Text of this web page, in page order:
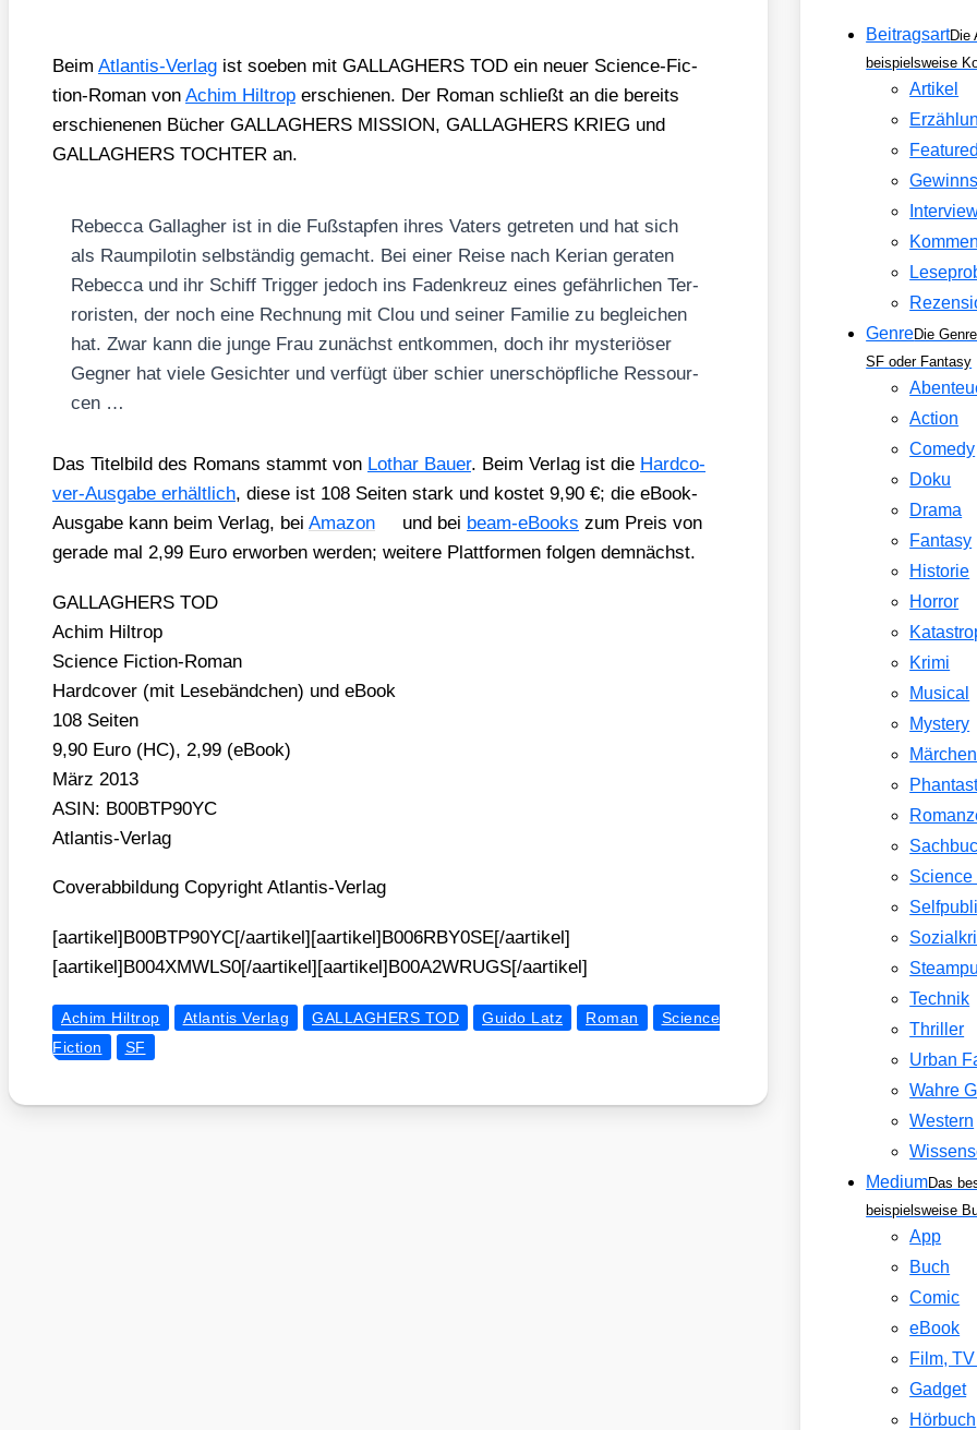
Beim Atlan­tis-Ver­lag ist soeben mit GALLAGHERS TOD ein neu­er Sci­ence-Fic­
tion-Roman von Achim Hil­trop erschie­nen. Der Roman schließt an die bereits
erschie­ne­nen Bücher GALLAGHERS MISSION, GALLAGHERS KRIEG und
GALLAGHERS TOCHTER an.
Rebec­ca Gal­lag­her ist in die Fuß­stap­fen ihres Vaters getre­ten und hat sich
als Raum­pi­lo­tin selb­stän­dig gemacht. Bei einer Rei­se nach Keri­an gera­ten
Rebec­ca und ihr Schiff Trig­ger jedoch ins Faden­kreuz eines gefähr­li­chen Ter­
ro­ris­ten, der noch eine Rech­nung mit Clou und sei­ner Fami­lie zu beglei­chen
hat. Zwar kann die jun­ge Frau zunächst ent­kom­men, doch ihr mys­te­riö­ser
Geg­ner hat vie­le Gesich­ter und ver­fügt über schier uner­schöpf­li­che Res­sour­
cen …
Das Titel­bild des Romans stammt von Lothar Bau­er. Beim Ver­lag ist die Hard­co­
ver-Aus­ga­be erhält­lich, die­se ist 108 Sei­ten stark und kos­tet 9,90 €; die eBook-
Aus­ga­be kann beim Ver­lag, bei Ama­zon und bei beam-eBooks zum Preis von
gera­de mal 2,99 Euro erwor­ben wer­den; wei­te­re Platt­for­men fol­gen dem­nächst.
GALLAGHERS TOD
Achim Hil­trop
Sci­ence Fic­tion-Roman
Hard­co­ver (mit Lese­bänd­chen) und eBook
108 Sei­ten
9,90 Euro (HC), 2,99 (eBook)
März 2013
ASIN: B00BTP90YC
Atlan­tis-Ver­lag
Cover­ab­bil­dung Copy­right Atlan­tis-Ver­lag
[aartikel]B00BTP90YC[/aartikel][aartikel]B006RBY0SE[/aartikel]
[aartikel]B004XMWLS0[/aartikel][aartikel]B00A2WRUGS[/aartikel]
Achim Hiltrop Atlantis Verlag GALLAGHERS TOD Guido Latz Roman
Science
Fiction
SF
BeitragsartDie
beispielsweise
Artikel
GenreDie
SF oder Fantasy
Action
Comedy
Doku
Drama
Fantasy
Historie
Horror
Krimi
Musical
Mystery
Märchen
Science
Technik
Thriller
Urban
Wahre
Western
MediumDas
beispielsweise
App
Buch
Comic
eBook
Film,
Gadget
Hörbuch